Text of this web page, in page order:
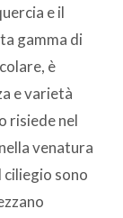
e il
gamma di
è
e varietà
risiede nel
venatura
ciliegio sono